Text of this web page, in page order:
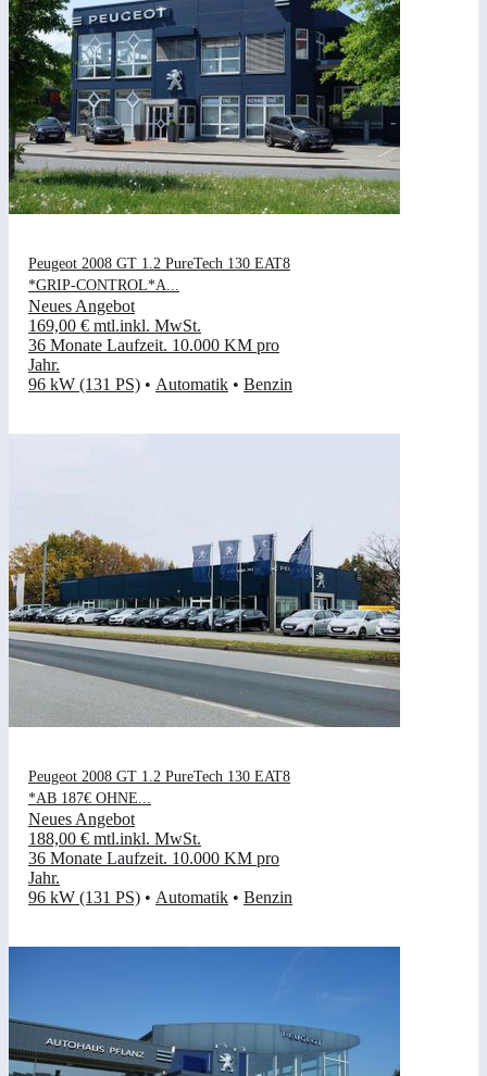
Peugeot 2008 GT 1.2 PureTech 130 EAT8
*GRIP-CONTROL*A...
Neues Angebot
169,00 € mtl.inkl. MwSt.
36 Monate Laufzeit. 10.000 KM pro
Jahr.
96 kW (131 PS) • Automatik • Benzin
Peugeot 2008 GT 1.2 PureTech 130 EAT8
*AB 187€ OHNE...
Neues Angebot
188,00 € mtl.inkl. MwSt.
36 Monate Laufzeit. 10.000 KM pro
Jahr.
96 kW (131 PS) • Automatik • Benzin